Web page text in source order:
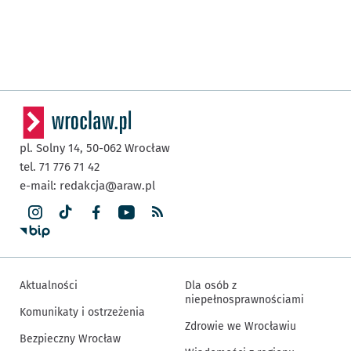
pl. Solny 14, 50-062 Wrocław
tel. 71 776 71 42
e-mail: redakcja@araw.pl
Aktualności
Komunikaty i ostrzeżenia
Bezpieczny Wrocław
Dla osób z
niepełnosprawnościami
Zdrowie we Wrocławiu